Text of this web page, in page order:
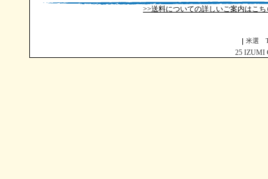
>>送料についての詳しいご案内はこち
米選
25 IZUMI